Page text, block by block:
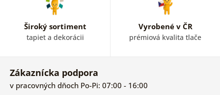
Široký sortiment
tapiet a dekorácii
Vyrobené v ČR
prémiová kvalita tlače
Zákaznícka podpora
v pracovných dňoch Po-Pi: 07:00 - 16:00